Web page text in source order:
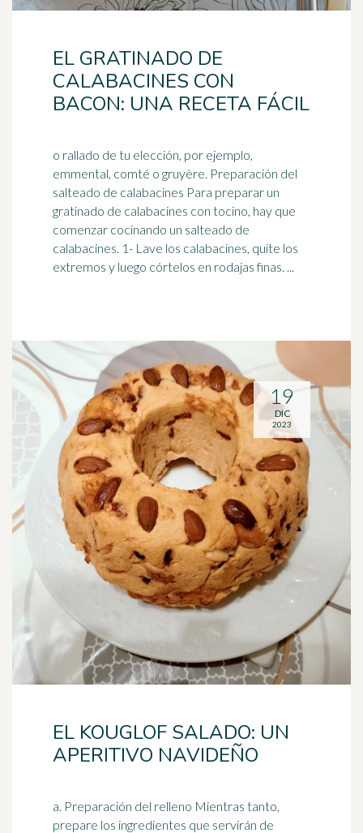
EL GRATINADO DE
CALABACINES CON
BACON: UNA RECETA FÁCIL
o rallado de tu elección, por ejemplo,
emmental, comté o gruyère. Preparación del
salteado de calabacines Para preparar un
gratinado de calabacines con tocino, hay que
comenzar cocinando un salteado de
calabacines. 1- Lave los calabacines, quite los
extremos y luego córtelos en rodajas finas. ...
EL KOUGLOF SALADO: UN
APERITIVO NAVIDEÑO
a. Preparación del relleno Mientras tanto,
prepare los ingredientes que servirán de
19
DIC
2023